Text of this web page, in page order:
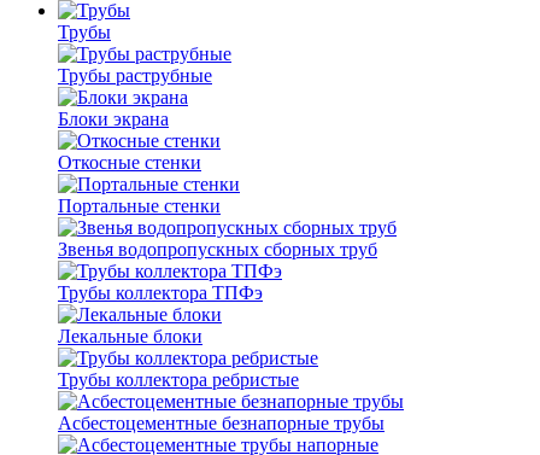
Трубы
Трубы раструбные
Блоки экрана
Откосные стенки
Портальные стенки
Звенья водопропускных сборных труб
Трубы коллектора ТПФэ
Лекальные блоки
Трубы коллектора ребристые
Асбестоцементные безнапорные трубы